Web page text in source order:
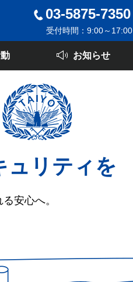
03-5875-7350
受付時間：9:00～17:00
お知らせ
ュリティを
安心へ。